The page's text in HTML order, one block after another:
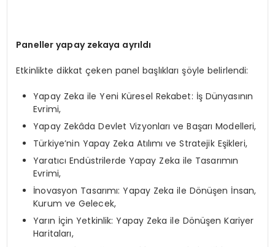
Paneller yapay zekaya ayrıldı
Etkinlikte dikkat çeken panel başlıkları şöyle belirlendi:
Yapay Zeka ile Yeni Küresel Rekabet: İş Dünyasının
Evrimi,
Yapay Zekâda Devlet Vizyonları ve Başarı Modelleri,
Türkiye’nin Yapay Zeka Atılımı ve Stratejik Eşikleri,
Yaratıcı Endüstrilerde Yapay Zeka ile Tasarımın
Evrimi,
İnovasyon Tasarımı: Yapay Zeka ile Dönüşen İnsan,
Kurum ve Gelecek,
Yarın İçin Yetkinlik: Yapay Zeka ile Dönüşen Kariyer
Haritaları,